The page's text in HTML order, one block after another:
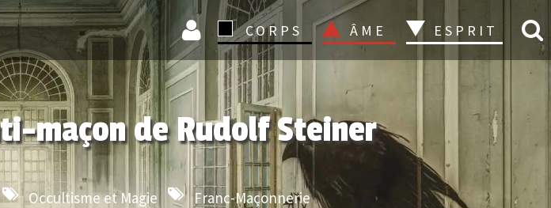
CONNEXION
CORPS ÂME ESPRIT
maçon de Rudolf Steiner
Occultisme et Magie Franc-Maçonnerie